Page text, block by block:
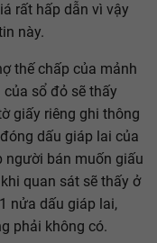
rất hấp dẫn vì vậy
này.
thế chấp của mảnh
sổ đỏ sẽ thấy
giấy riêng ghi thông
dấu giáp lai của
người bán muốn giấu
quan sát sẽ thấy ở
nửa dấu giáp lai,
phải không có.